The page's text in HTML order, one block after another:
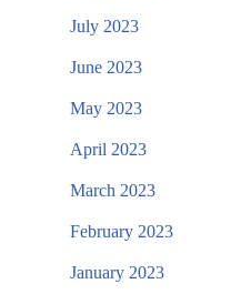
July 2023
June 2023
May 2023
April 2023
March 2023
February 2023
January 2023